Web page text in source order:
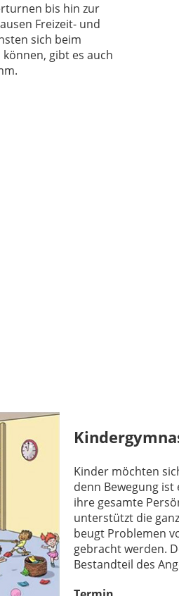
bis hin zur
Freizeit- und
sich beim
gibt es auch
Kinder möchten
denn Bewegung
ihre gesamte
unterstützt die
beugt Problemen
gebracht werden.
Bestandteil des